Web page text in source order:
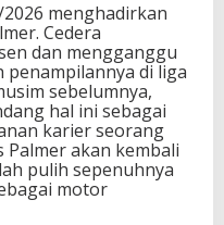
menghadirkan
Cedera
dan mengganggu
di liga
sebelumnya,
hal ini sebagai
karier seorang
Palmer akan kembali
pulih sepenuhnya
motor